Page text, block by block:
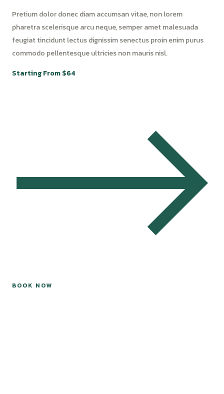
Pretium dolor donec diam accumsan vitae, non lorem
pharetra scelerisque arcu neque, semper amet malesuada
feugiat tincidunt lectus dignissim senectus proin enim purus
commodo pellentesque ultricies non mauris nisl.
Starting From $64
BOOK NOW